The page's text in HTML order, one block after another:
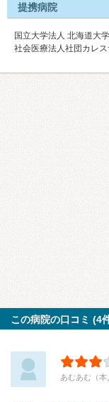
提携病院
国立大学法人 北海道大
社会医療法人社団カレ
この病院の口コミ (4
あむあむ（本